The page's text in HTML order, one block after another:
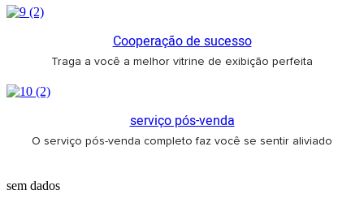
Cooperação de sucesso
Traga a você a melhor vitrine de exibição perfeita
serviço pós-venda
O serviço pós-venda completo faz você se sentir aliviado
sem dados